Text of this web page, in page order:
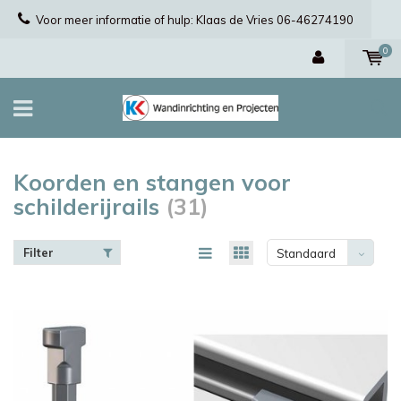
Voor meer informatie of hulp: Klaas de Vries 06-46274190
0
Koorden en stangen voor
schilderijrails (31)
Filter Standaard